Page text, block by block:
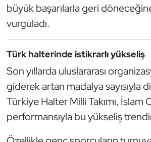
büyük başarılarla geri
vurguladı.
Türk halterinde istikrarlı yükseliş
Son yıllarda uluslararası
giderek artan madalya sayısıyla
Türkiye Halter Milli Takımı, İslam
performansıyla bu yükseliş